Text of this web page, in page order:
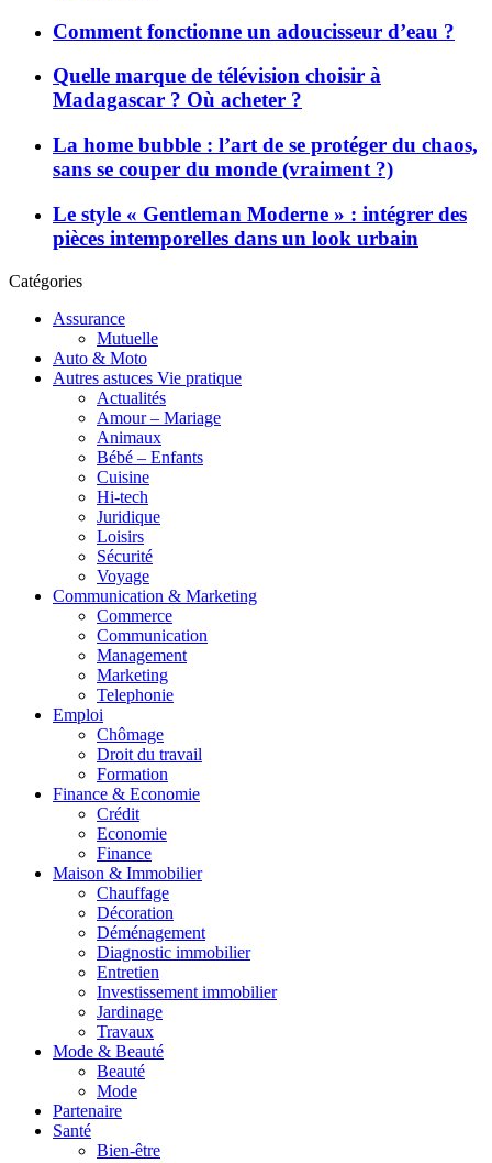
Comment fonctionne un adoucisseur d’eau ?
Quelle marque de télévision choisir à
Madagascar ? Où acheter ?
La home bubble : l’art de se protéger du chaos,
sans se couper du monde (vraiment ?)
Le style « Gentleman Moderne » : intégrer des
pièces intemporelles dans un look urbain
Catégories
Assurance
Mutuelle
Auto & Moto
Autres astuces Vie pratique
Actualités
Amour – Mariage
Animaux
Bébé – Enfants
Cuisine
Hi-tech
Juridique
Loisirs
Sécurité
Voyage
Communication & Marketing
Commerce
Communication
Management
Marketing
Telephonie
Emploi
Chômage
Droit du travail
Formation
Finance & Economie
Crédit
Economie
Finance
Maison & Immobilier
Chauffage
Décoration
Déménagement
Diagnostic immobilier
Entretien
Investissement immobilier
Jardinage
Travaux
Mode & Beauté
Beauté
Mode
Partenaire
Santé
Bien-être